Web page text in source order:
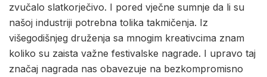
zvučalo slatkorječivo. I pored vječne sumnje da li su
našoj industriji potrebna tolika takmičenja. Iz
višegodišnjeg druženja sa mnogim kreativcima znam
koliko su zaista važne festivalske nagrade. I upravo taj
značaj nagrada nas obavezuje na bezkompromisno